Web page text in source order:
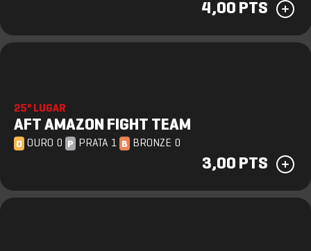
4,00 PTS
25º LUGAR
AFT AMAZON FIGHT TEAM
O OURO 0 P PRATA 1 B BRONZE 0
3,00 PTS